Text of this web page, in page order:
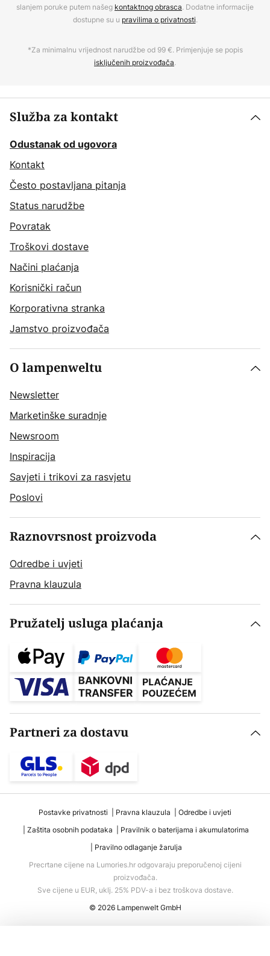
slanjem poruke putem našeg kontaktnog obrasca. Dodatne informacije
dostupne su u pravilima o privatnosti.
*Za minimalnu vrijednost narudžbe od 99 €. Primjenjuje se popis
isključenih proizvođača.
Služba za kontakt
Odustanak od ugovora
Kontakt
Često postavljana pitanja
Status narudžbe
Povratak
Troškovi dostave
Načini plaćanja
Korisnički račun
Korporativna stranka
Jamstvo proizvođača
O lampenweltu
Newsletter
Marketinške suradnje
Newsroom
Inspiracija
Savjeti i trikovi za rasvjetu
Poslovi
Raznovrsnost proizvoda
Odredbe i uvjeti
Pravna klauzula
Pružatelj usluga plaćanja
Partneri za dostavu
Postavke privatnosti Pravna klauzula
Odredbe i uvjeti
Zaštita osobnih podataka
Pravilnik o baterijama i akumulatorima
Pravilno odlaganje žarulja
Precrtane cijene na Lumories.hr odgovaraju preporučenoj cijeni
proizvođača.
Sve cijene u EUR, uklj. 25% PDV-a i bez troškova dostave.
© 2026 Lampenwelt GmbH